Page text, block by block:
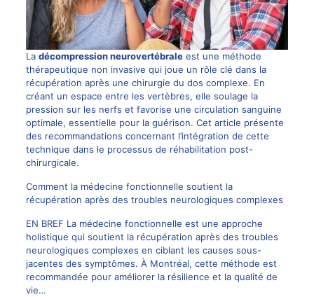
La décompression neurovertébraleest une méthode
thérapeutique non invasive qui joue un rôle clé dans la
récupération après une chirurgie du dos complexe. En
créant un espace entre les vertèbres, elle soulage la
pression sur les nerfs et favorise une circulation sanguine
optimale, essentielle pour la guérison. Cet article présente
des recommandations concernant l’intégration de cette
technique dans le processus de réhabilitation post-
chirurgicale.
Comment la médecine fonctionnelle soutient la
récupération après des troubles neurologiques complexes
EN BREF La médecine fonctionnelle est une approche
holistique qui soutient la récupération après des troubles
neurologiques complexes en ciblant les causes sous-
jacentes des symptômes. À Montréal, cette méthode est
recommandée pour améliorer la résilience et la qualité de
vie…